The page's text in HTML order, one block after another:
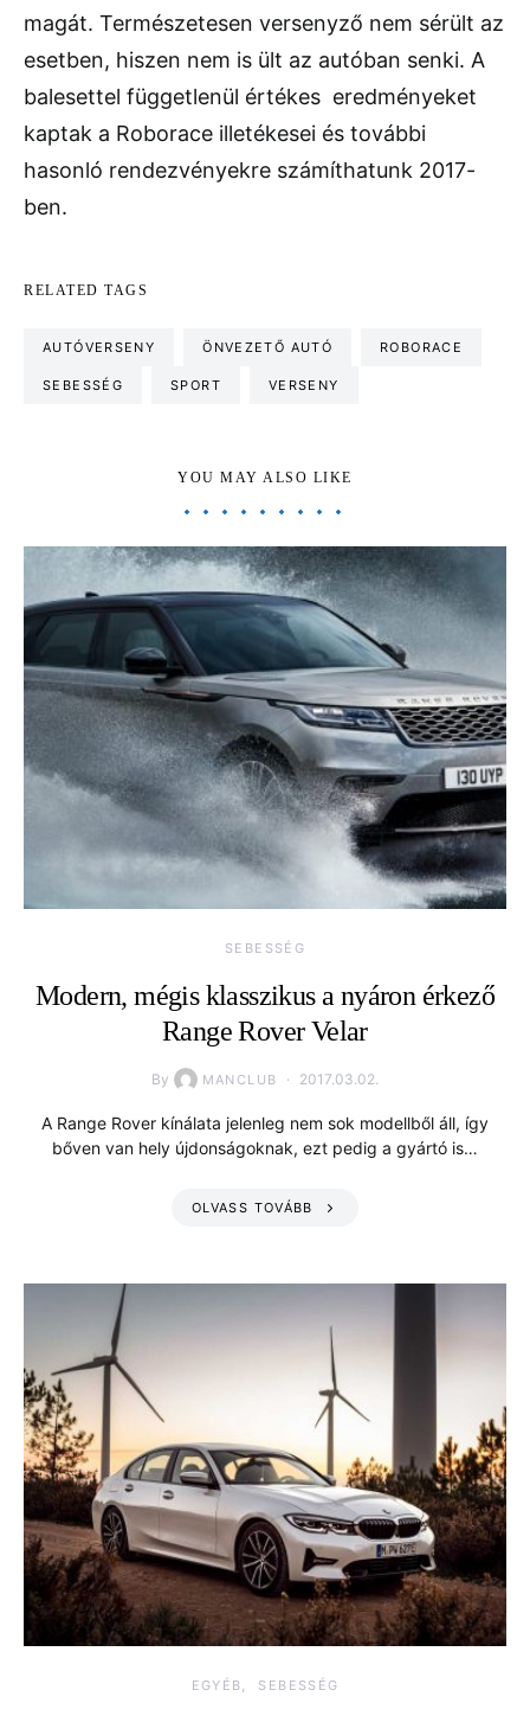
magát. Természetesen versenyző nem sérült az
esetben, hiszen nem is ült az autóban senki. A
balesettel függetlenül értékes eredményeket
kaptak a Roborace illetékesei és további
hasonló rendezvényekre számíthatunk 2017-
ben.
RELATED TAGS
AUTÓVERSENY ÖNVEZETŐ AUTÓ ROBORACE
SEBESSÉG SPORT VERSENY
YOU MAY ALSO LIKE
SEBESSÉG
Modern, mégis klasszikus a nyáron érkező
Range Rover Velar
By MANCLUB 2017.03.02.
A Range Rover kínálata jelenleg nem sok modellből áll, így
bőven van hely újdonságoknak, ezt pedig a gyártó is…
OLVASS TOVÁBB
EGYÉB SEBESSÉG